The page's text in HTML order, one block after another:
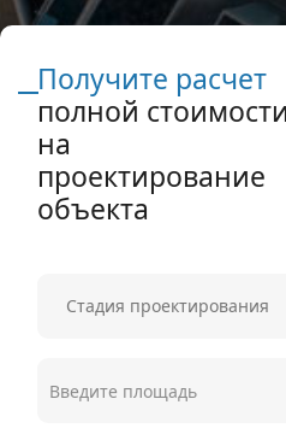
Получите расчет
полной стоимости
на
проектирование
объекта